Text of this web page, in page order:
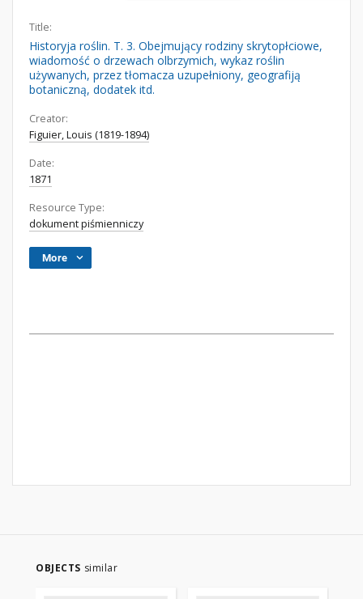
Title:
Historyja roślin. T. 3. Obejmujący rodziny skrytopłciowe,
wiadomość o drzewach olbrzymich, wykaz roślin
używanych, przez tłomacza uzupełniony, geografiją
botaniczną, dodatek itd.
Creator:
Figuier, Louis (1819-1894)
Date:
1871
Resource Type:
dokument piśmienniczy
More
OBJECTS similar